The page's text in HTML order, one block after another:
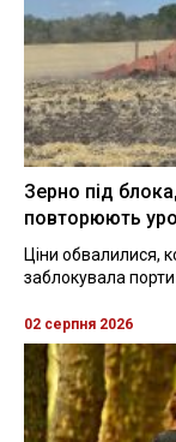
Зерно під
повторюють
Ціни обвалилися,
заблокувала порти
02 серпня 2026